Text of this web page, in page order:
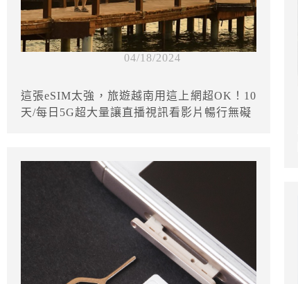
04/18/2024
這張eSIM太強，旅遊越南用這上網超OK！10
天/每日5G超大量讓直播視訊看影片暢行無礙